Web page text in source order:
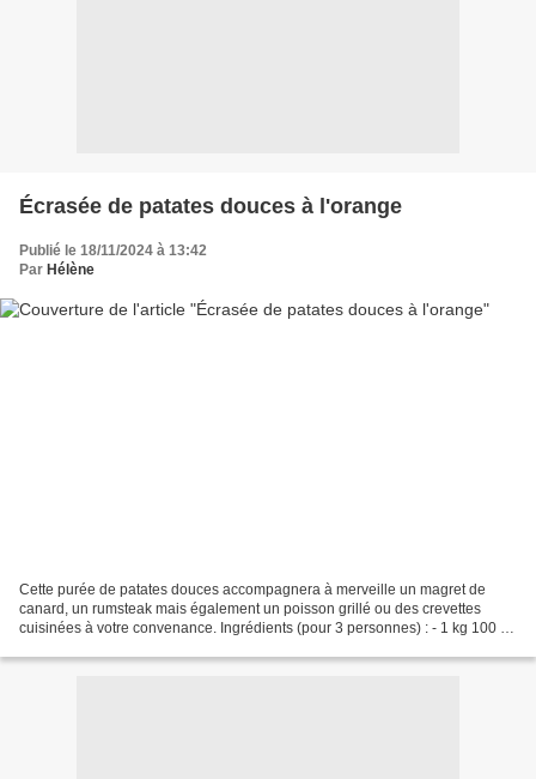
Écrasée de patates douces à l'orange
Publié le 18/11/2024 à 13:42
Par Hélène
Cette purée de patates douces accompagnera à merveille un magret de
canard, un rumsteak mais également un poisson grillé ou des crevettes
cuisinées à votre convenance. Ingrédients (pour 3 personnes) : - 1 kg 100 de